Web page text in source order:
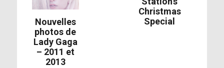
Nouvelles
photos de
Lady Gaga
– 2011 et
2013
Christmas
Special